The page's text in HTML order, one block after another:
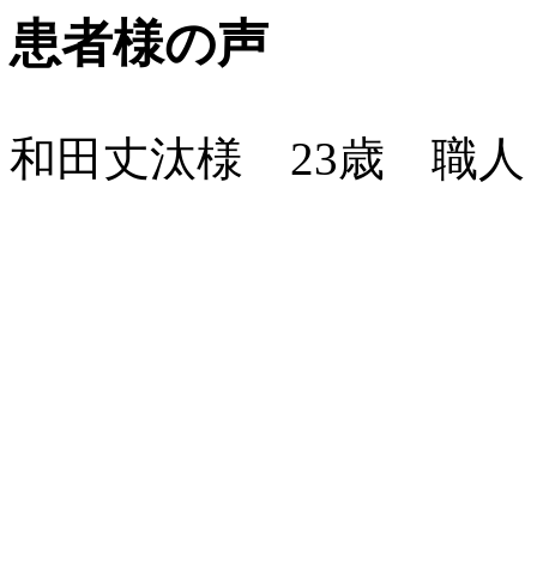
患者様の声
和田丈汰様 23歳 職人